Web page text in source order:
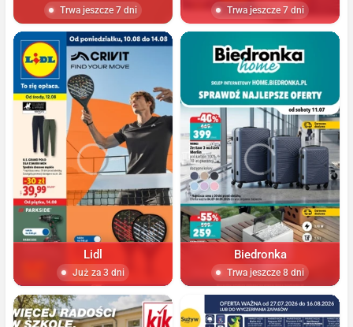
Trwa jeszcze 7 dni Trwa jeszcze 7 dni
Lidl
Już za 3 dni
Biedronka
Trwa jeszcze 8 dni